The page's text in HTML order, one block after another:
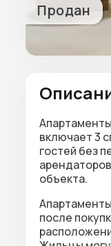
Продан
включает 3
гостей без
объекта.
после